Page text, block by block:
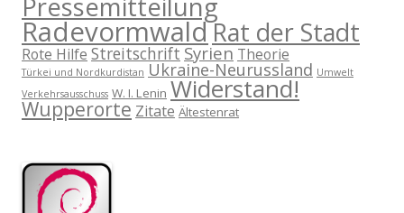
RadevormwaldRat der Stadt
Rote Hilfe Streitschrift Syrien Theorie
Türkei und Nordkurdistan Ukraine-Neurussland Umwelt
Verkehrsausschuss W. I. Lenin Widerstand!
Wupperorte Zitate Ältestenrat